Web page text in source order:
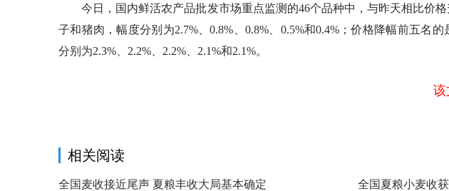
今日，国内鲜活农产品批发市场重点监测的46个品种中，与昨天相比价格
子和猪肉，幅度分别为2.7%、0.8%、0.8%、0.5%和0.4%；价格降幅前五名
分别为2.3%、2.2%、2.2%、2.1%和2.1%。
该
相关阅读
全国麦收接近尾声 夏粮丰收大局基本确定
全国夏粮小麦收